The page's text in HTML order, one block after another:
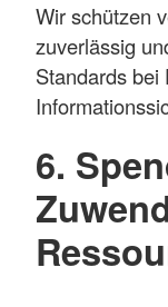
Wir schützen
zuverlässig
Standards bei
6.